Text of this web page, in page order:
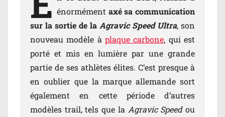
énormément axé sa communication
sur la sortie de la Agravic Speed Ultra, son
nouveau modèle à plaque carbone, qui est
porté et mis en lumière par une grande
partie de ses athlètes élites. C’est presque à
en oublier que la marque allemande sort
également en cette période d’autres
modèles trail, tels que la Agravic Speedou